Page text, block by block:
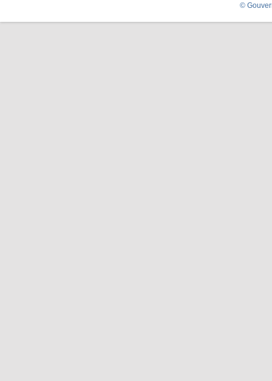
©